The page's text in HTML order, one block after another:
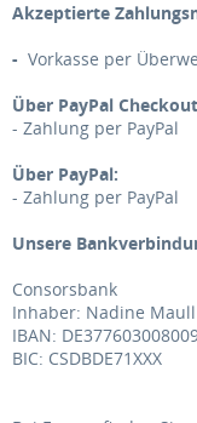
Akzeptierte
- Vorkasse per
Über PayPal
- Zahlung per PayPal
Über PayPal:
- Zahlung per PayPal
Unsere
Consorsbank
Inhaber: Nadine Maull
IBAN:
BIC: CSDBDE71XXX